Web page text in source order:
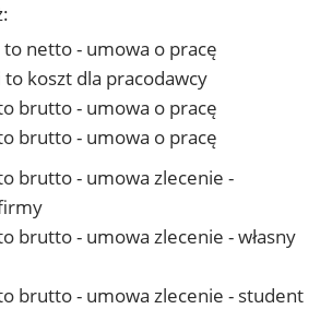
netto - umowa o pracę
koszt dla pracodawcy
brutto - umowa o pracę
brutto - umowa o pracę
brutto - umowa zlecenie -
brutto - umowa zlecenie - własny
brutto - umowa zlecenie - student